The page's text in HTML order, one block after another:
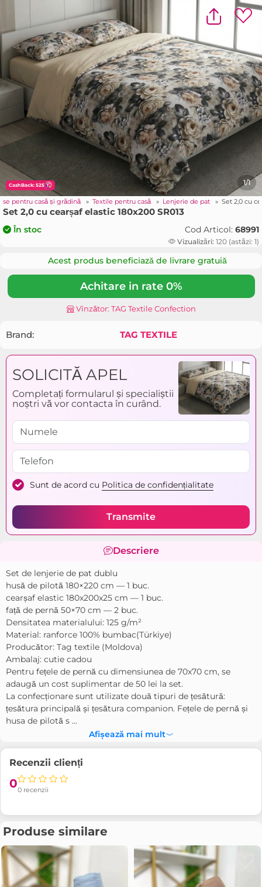
CashBack: 525 1/1
pentru casă și grădină » Textile pentru casă » Lenjerie de pat » Set 2,0 cu
Set 2,0 cu cearșaf elastic 180x200 SR013
În stoc Cod Articol: 68991
Vizualizări: 120 (astăzi: 1)
Acest produs beneficiază de livrare gratuiă
Achitare in rate 0%
Vînzător: TAG Textile Confection
Brand: TAG TEXTILE
SOLICITĂ APEL
Completați formularul și specialiștii
noștri vă vor contacta în curând.
Sunt de acord cu Politica de confidențialitate
Transmite
Descriere
Set de lenjerie de pat dublu
husă de pilotă 180×220 cm — 1 buc.
cearșaf elastic 180x200x25 cm — 1 buc.
față de pernă 50×70 cm — 2 buc.
Densitatea materialului: 125 g/m²
Material: ranforce 100% bumbac(Türkiye)
Producător: Tag textile (Moldova)
Ambalaj: cutie cadou
Pentru fețele de pernă cu dimensiunea de 70x70 cm, se
adaugă un cost suplimentar de 50 lei la set.
La confecționare sunt utilizate două tipuri de țesătură:
țesătura principală și țesătura companion. Fețele de pernă și
husa de pilotă s ...
Afișează mai mult
Recenzii clienți
00 recenzii
Produse similare